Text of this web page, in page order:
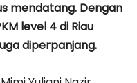
mendatang. Dengan
level 4 di Riau
diperpanjang.